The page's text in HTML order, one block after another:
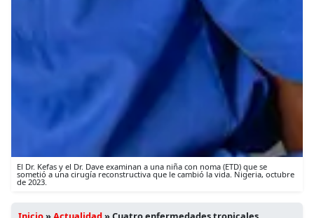
El Dr. Kefas y el Dr. Dave examinan a una niña con noma (ETD) que se
sometió a una cirugía reconstructiva que le cambió la vida. Nigeria, octubre
de 2023.